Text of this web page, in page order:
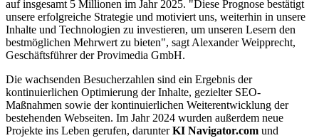
auf insgesamt 5 Millionen im Jahr 2025. "Diese Prognose bestätigt
unsere erfolgreiche Strategie und motiviert uns, weiterhin in unsere
Inhalte und Technologien zu investieren, um unseren Lesern den
bestmöglichen Mehrwert zu bieten", sagt Alexander Weipprecht,
Geschäftsführer der Provimedia GmbH.
Die wachsenden Besucherzahlen sind ein Ergebnis der
kontinuierlichen Optimierung der Inhalte, gezielter SEO-
Maßnahmen sowie der kontinuierlichen Weiterentwicklung der
bestehenden Webseiten. Im Jahr 2024 wurden außerdem neue
Projekte ins Leben gerufen, darunterKI Navigator.com und